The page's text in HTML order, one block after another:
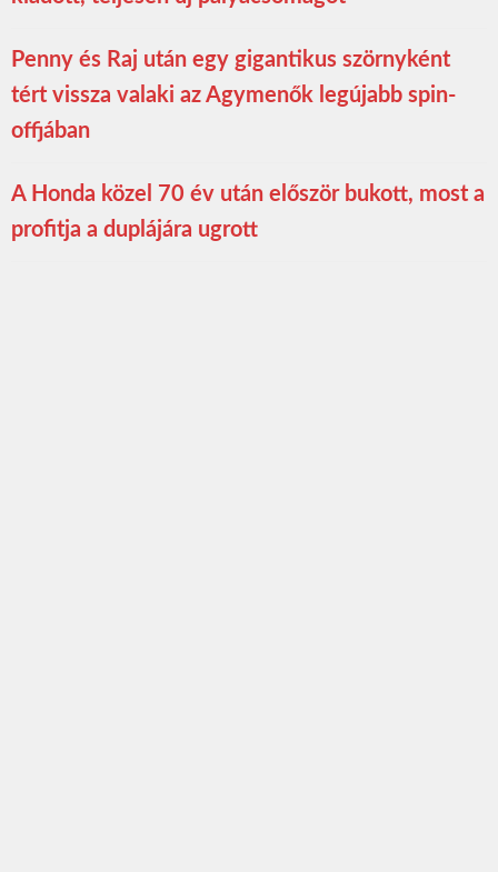
Penny és Raj után egy gigantikus szörnyként
tért vissza valaki az Agymenők legújabb spin-
offjában
A Honda közel 70 év után először bukott, most a
profitja a duplájára ugrott